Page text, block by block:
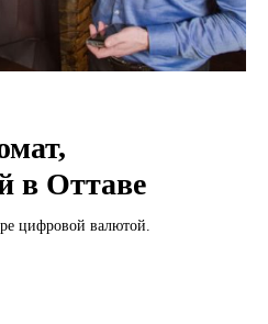
в Оттаве
цифровой валютой.